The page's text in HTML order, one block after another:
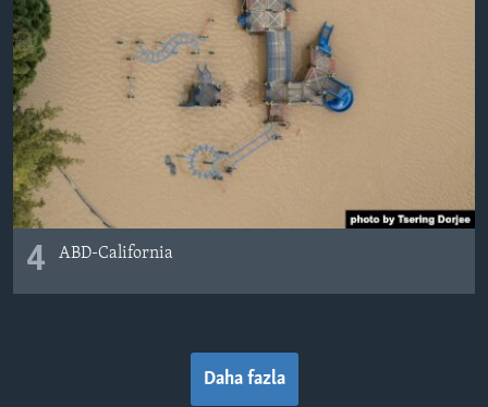
4 ABD-California
Daha fazla